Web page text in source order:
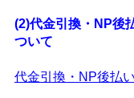
(2)代金引換・NP後
ついて
代金引換・NP後払